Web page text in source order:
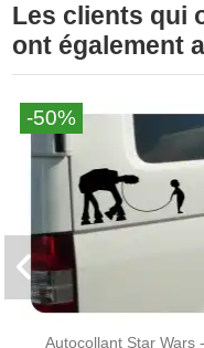
Les clients qui
ont également
-50%
Autocollant Star Wars